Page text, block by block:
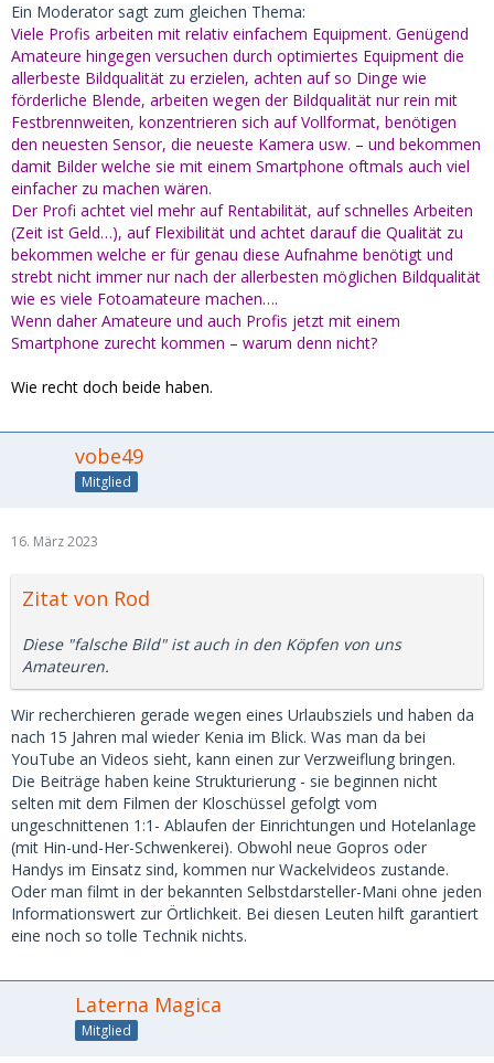
Ein Moderator sagt zum gleichen Thema:
Viele Profis arbeiten mit relativ einfachem Equipment. Genügend
Amateure hingegen versuchen durch optimiertes Equipment die
allerbeste Bildqualität zu erzielen, achten auf so Dinge wie
förderliche Blende, arbeiten wegen der Bildqualität nur rein mit
Festbrennweiten, konzentrieren sich auf Vollformat, benötigen
den neuesten Sensor, die neueste Kamera usw. – und bekommen
damit Bilder welche sie mit einem Smartphone oftmals auch viel
einfacher zu machen wären.
Der Profi achtet viel mehr auf Rentabilität, auf schnelles Arbeiten
(Zeit ist Geld…), auf Flexibilität und achtet darauf die Qualität zu
bekommen welche er für genau diese Aufnahme benötigt und
strebt nicht immer nur nach der allerbesten möglichen Bildqualität
wie es viele Fotoamateure machen….
Wenn daher Amateure und auch Profis jetzt mit einem
Smartphone zurecht kommen – warum denn nicht?
Wie recht doch beide haben.
vobe49
Mitglied
16. März 2023
Zitat von Rod
Diese "falsche Bild" ist auch in den Köpfen von uns
Amateuren.
Wir recherchieren gerade wegen eines Urlaubsziels und haben da
nach 15 Jahren mal wieder Kenia im Blick. Was man da bei
YouTube an Videos sieht, kann einen zur Verzweiflung bringen.
Die Beiträge haben keine Strukturierung - sie beginnen nicht
selten mit dem Filmen der Kloschüssel gefolgt vom
ungeschnittenen 1:1- Ablaufen der Einrichtungen und Hotelanlage
(mit Hin-und-Her-Schwenkerei). Obwohl neue Gopros oder
Handys im Einsatz sind, kommen nur Wackelvideos zustande.
Oder man filmt in der bekannten Selbstdarsteller-Mani ohne jeden
Informationswert zur Örtlichkeit. Bei diesen Leuten hilft garantiert
eine noch so tolle Technik nichts.
Laterna Magica
Mitglied